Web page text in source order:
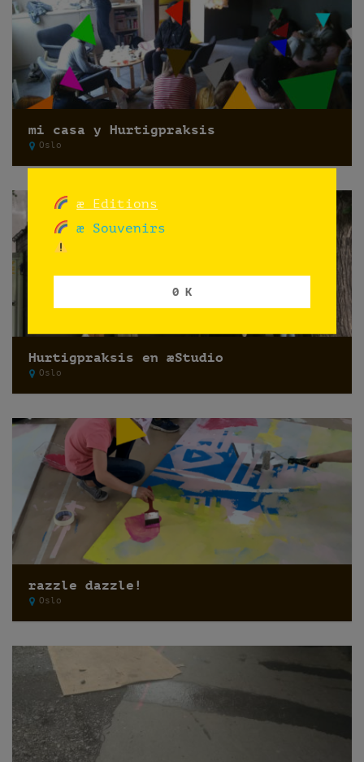
mi casa y Hurtigpraksis
Oslo
Hurtigpraksis en æStudio
Oslo
razzle dazzle!
Oslo
æ Editions
æ Souvenirs
0 K